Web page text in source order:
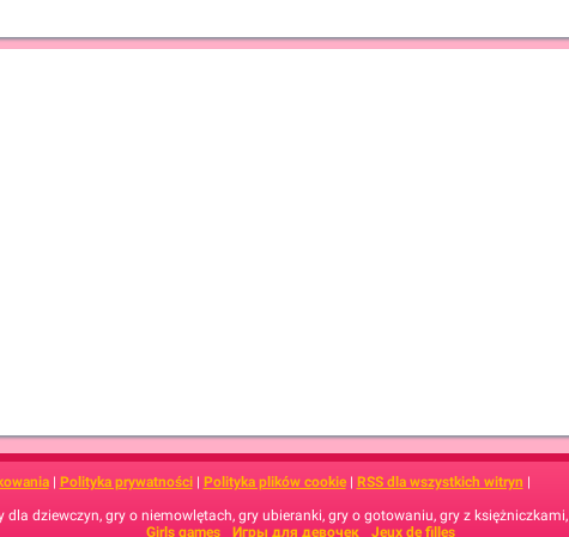
| Polityka prywatności| Polityka plików cookie| RSS dla wszystkich witryn |
dziewczyn, gry o niemowlętach, gry ubieranki, gry o gotowaniu, gry z
Girls games
Игры для девочек Jeux de filles